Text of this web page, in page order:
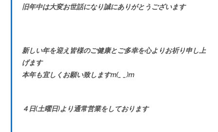
旧年中は大変お世話になり誠にありがとうございます
新しい年を迎え皆様のご健康とご多幸を心よりお祈り申し上
げます
本年も宜しくお願い致しますm(_ _)m
４日(土曜日)より通常営業をしております